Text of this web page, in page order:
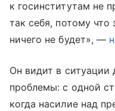
к госинститутам не
так себя, потому что
ничего не будет», —
Он видит в ситуации
проблемы: с одной
когда насилие над